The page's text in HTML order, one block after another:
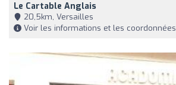
Le Cartable Anglais
20,5km, Versailles
Voir les informations et les coordonnées